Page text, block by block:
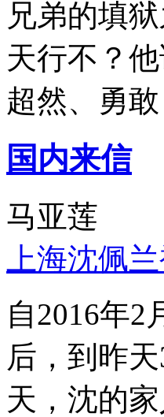
兄弟的填
天行不？
超然、勇
国内来信
马亚莲
上海沈佩
自2016年2
后，到昨
天，沈的